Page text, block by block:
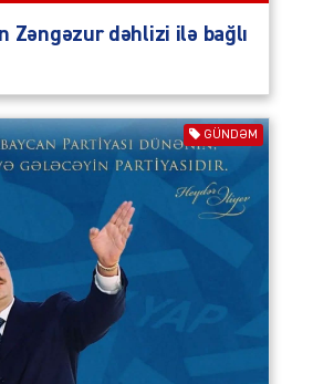
Zəngəzur dəhlizi ilə bağlı
GÜNDƏM